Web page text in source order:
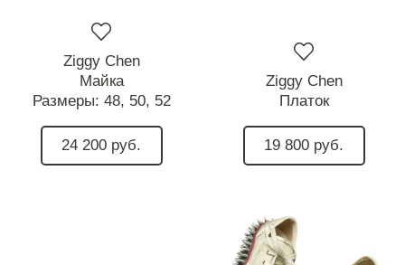
Ziggy Chen
Майка
Размеры: 48, 50, 52
24 200 руб.
Ziggy Chen
Платок
19 800 руб.